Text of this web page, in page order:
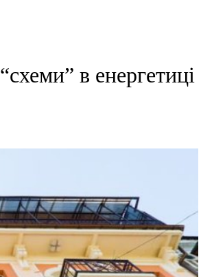
в енергетиці